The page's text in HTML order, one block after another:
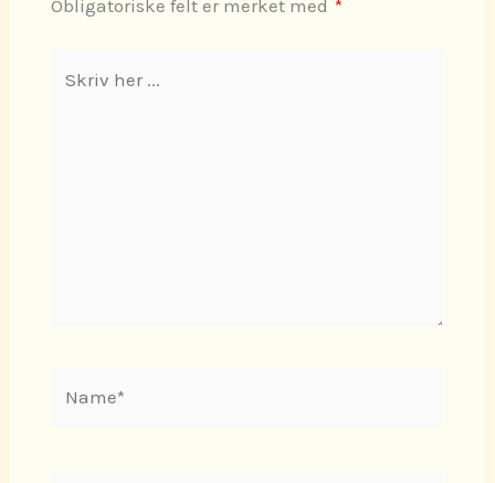
Obligatoriske felt er merket med *